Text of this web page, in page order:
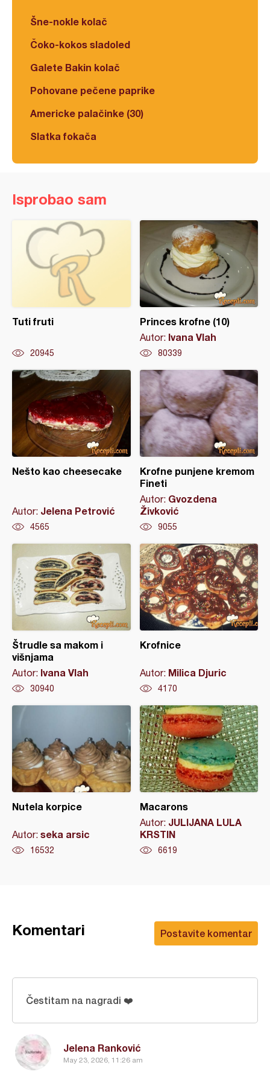
Šne-nokle kolač
Čoko-kokos sladoled
Galete Bakin kolač
Pohovane pečene paprike
Americke palačinke (30)
Slatka fokača
Isprobao sam
Tuti fruti
20945
Princes krofne (10)
Autor: Ivana Vlah
80339
Nešto kao cheesecake
Autor: Jelena Petrović
4565
Krofne punjene kremom
Fineti
Autor: Gvozdena
Živković
9055
Štrudle sa makom i
višnjama
Autor: Ivana Vlah
30940
Krofnice
Autor: Milica Djuric
4170
Nutela korpice
Autor: seka arsic
16532
Macarons
Autor: JULIJANA LULA
KRSTIN
6619
Postavite komentar
Komentari
Jelena Ranković
May 23, 2026, 11:26 am
Čestitam na nagradi ❤️